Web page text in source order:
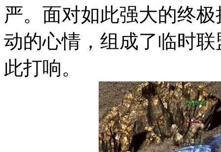
严。面对如此强大的终
动的心情，组成了临时
此打响。